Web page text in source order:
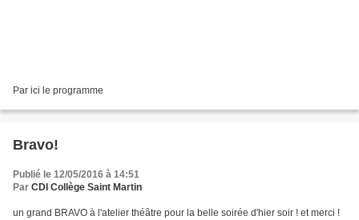
Par ici le programme
Bravo!
Publié le 12/05/2016 à 14:51
Par CDI Collège Saint Martin
un grand BRAVO à l'atelier théâtre pour la belle soirée d'hier soir ! et merci !